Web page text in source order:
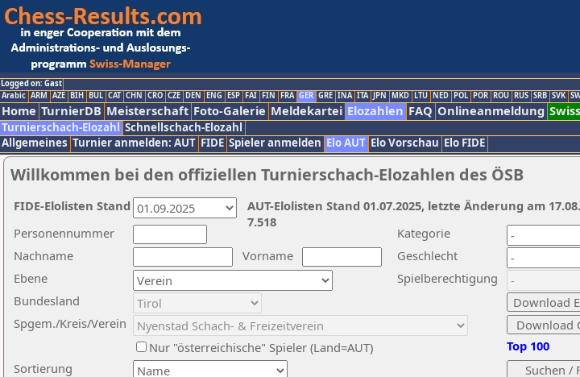
Logged on: Gast
Arabic ARM AZE BIH BUL CAT CHN CRO CZE DEN ENG ESP FAI FIN FRA GER GRE INA ITA JPN MKD LTU NED POL POR ROU RUS SRB SVK
Home TurnierDB Meisterschaft Foto-Galerie Meldekartei Elozahlen FAQ Onlineanmeldung
Turnierschach-Elozahl Schnellschach-Elozahl
Allgemeines Turnier anmelden: AUT FIDE Spieler anmelden Elo AUT Elo Vorschau Elo FIDE
Willkommen bei den offiziellen Turnierschach-Elozahlen des ÖSB
Nachname
Vorname
Ebene
Kategorie
Sortierung
Personennummer
Bundesland
Spgem./Kreis/Verein
Geschlecht
Nur "österreichische" Spieler (Land=AUT)
Spielberechtigung
Top 100
AUT-Elolisten Stand 01.07.2025, letzte Änderung am
7.518
FIDE-Elolisten Stand